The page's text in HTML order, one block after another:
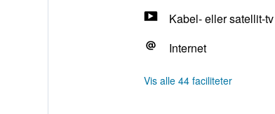
Kabel- eller satellit-tv
Internet
Vis alle 44 faciliteter